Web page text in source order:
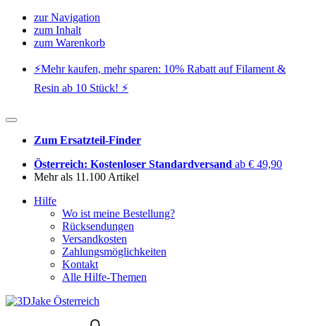
zur Navigation
zum Inhalt
zum Warenkorb
⚡️Mehr kaufen, mehr sparen: 10% Rabatt auf Filament &
Resin ab 10 Stück! ⚡️
Zum Ersatzteil-Finder
Österreich: Kostenloser Standardversand ab € 49,90
Mehr als 11.100 Artikel
Hilfe
Wo ist meine Bestellung?
Rücksendungen
Versandkosten
Zahlungsmöglichkeiten
Kontakt
Alle Hilfe-Themen